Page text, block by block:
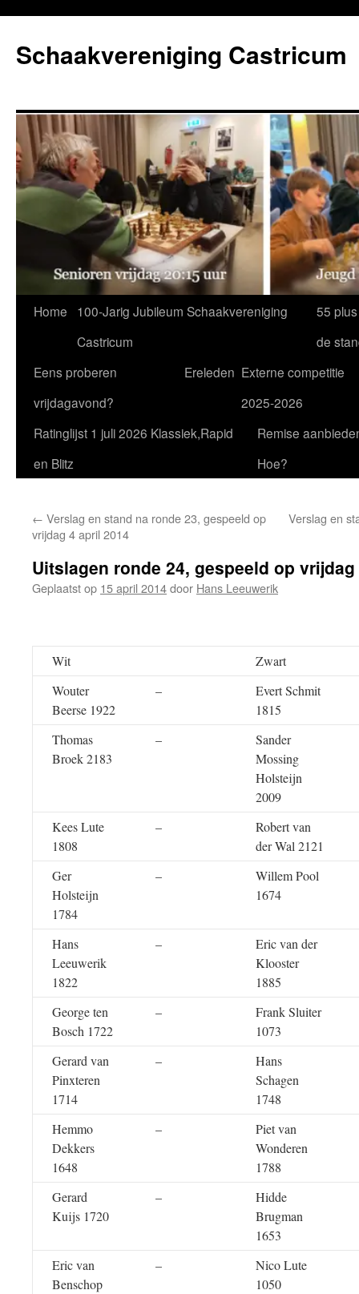
de
inhoud
Schaakvereniging Castricum
Home
100-Jarig Jubileum Schaakvereniging
Castricum
55
de
Eens proberen
vrijdagavond?
Ereleden Externe competitie
2025-2026
Ratinglijst 1 juli 2026 Klassiek,Rapid
en Blitz
Remise
Hoe?
← Verslag en stand na ronde 23, gespeeld op
vrijdag 4 april 2014
Verslag en
Uitslagen ronde 24, gespeeld op
Geplaatst op 15 april 2014door Hans Leeuwerik
Wit
Zwart
Wouter
Beerse 1922
–
Evert Schmit
1815
Thomas
Broek 2183
–
Sander
Mossing
Holsteijn
2009
Kees Lute
1808
–
Robert van
der Wal 2121
Ger
Holsteijn
1784
–
Willem Pool
1674
Hans
Leeuwerik
1822
–
Eric van der
Klooster
1885
George ten
Bosch 1722
–
Frank Sluiter
1073
Gerard van
Pinxteren
1714
–
Hans
Schagen
1748
Hemmo
Dekkers
1648
–
Piet van
Wonderen
1788
Gerard
Kuijs 1720
–
Hidde
Brugman
1653
Eric van
Benschop
–
Nico Lute
1050